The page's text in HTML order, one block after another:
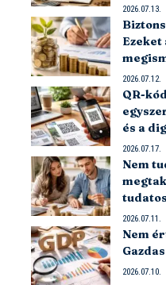
2026.07.13.
Ezeket
2026.07.12.
QR-
és a
2026.07.17.
Nem
2026.07.11.
Nem
2026.07.10.